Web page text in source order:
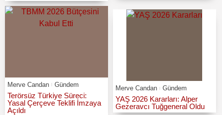
Merve Candan Gündem
Terörsüz Türkiye Süreci:
Yasal Çerçeve Teklifi İmzaya
Açıldı
Merve Candan Gündem
YAŞ 2026 Kararları: Alper
Gezeravcı Tuğgeneral Oldu